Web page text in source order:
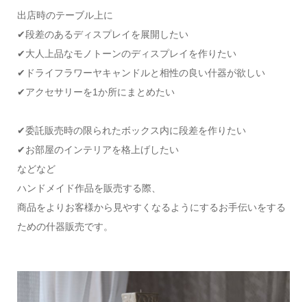
出店時のテーブル上に
✔段差のあるディスプレイを展開したい
✔大人上品なモノトーンのディスプレイを作りたい
✔ドライフラワーヤキャンドルと相性の良い什器が欲しい
✔アクセサリーを1か所にまとめたい
✔委託販売時の限られたボックス内に段差を作りたい
✔お部屋のインテリアを格上げしたい
などなど
ハンドメイド作品を販売する際、
商品をよりお客様から見やすくなるようにするお手伝いをする
ための什器販売です。